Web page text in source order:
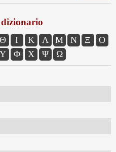
Θ Ι Κ Λ Μ Ν Ξ
Ο
Υ Φ Χ Ψ Ω